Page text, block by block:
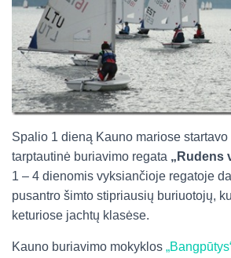
Spalio 1 dieną Kauno mariose
tarptautinė buriavimo regata „Rudens
1 – 4 dienomis vyksiančioje regatoje
pusantro šimto stipriausių buriuotojų,
keturiose jachtų klasėse.
Kauno buriavimo mokyklos